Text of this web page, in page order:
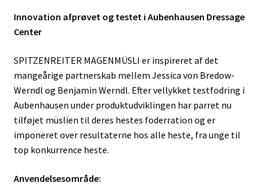
Innovation afprøvet og testet i Aubenhausen Dressage
Center
SPITZENREITER MAGENMÜSLI er inspireret af det
mangeårige partnerskab mellem Jessica von Bredow-
Werndl og Benjamin Werndl. Efter vellykket testfodring i
Aubenhausen under produktudviklingen har parret nu
tilføjet müslien til deres hestes foderration og er
imponeret over resultaterne hos alle heste, fra unge til
top konkurrence heste.
Anvendelsesområde: